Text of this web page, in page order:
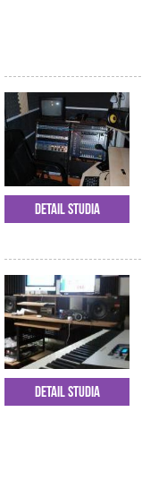
Detail studia
Detail studia